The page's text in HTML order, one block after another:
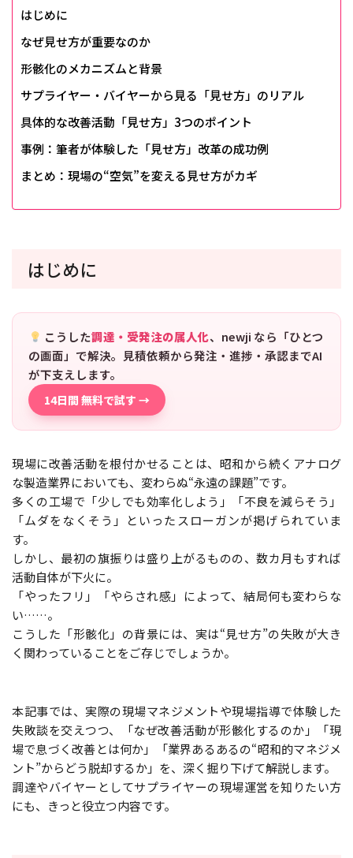
はじめに
なぜ見せ方が重要なのか
形骸化のメカニズムと背景
サプライヤー・バイヤーから見る「見せ方」のリアル
具体的な改善活動「見せ方」3つのポイント
事例：筆者が体験した「見せ方」改革の成功例
まとめ：現場の“空気”を変える見せ方がカギ
はじめに
こうした調達・受発注の属人化、newji なら「ひとつ
の画面」で解決。見積依頼から発注・進捗・承認までAI
が下支えします。
14日間 無料で試す →
現場に改善活動を根付かせることは、昭和から続くアナログ
な製造業界においても、変わらぬ“永遠の課題”です。
多くの工場で「少しでも効率化しよう」「不良を減らそう」
「ムダをなくそう」といったスローガンが掲げられていま
す。
しかし、最初の旗振りは盛り上がるものの、数カ月もすれば
活動自体が下火に。
「やったフリ」「やらされ感」によって、結局何も変わらな
い……。
こうした「形骸化」の背景には、実は“見せ方”の失敗が大き
く関わっていることをご存じでしょうか。
本記事では、実際の現場マネジメントや現場指導で体験した
失敗談を交えつつ、「なぜ改善活動が形骸化するのか」「現
場で息づく改善とは何か」「業界あるあるの“昭和的マネジメ
ント”からどう脱却するか」を、深く掘り下げて解説します。
調達やバイヤーとしてサプライヤーの現場運営を知りたい方
にも、きっと役立つ内容です。